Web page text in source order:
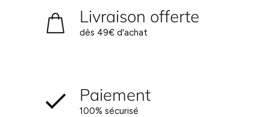
Livraison offerte
dès 49€ d'achat
Paiement
100% sécurisé